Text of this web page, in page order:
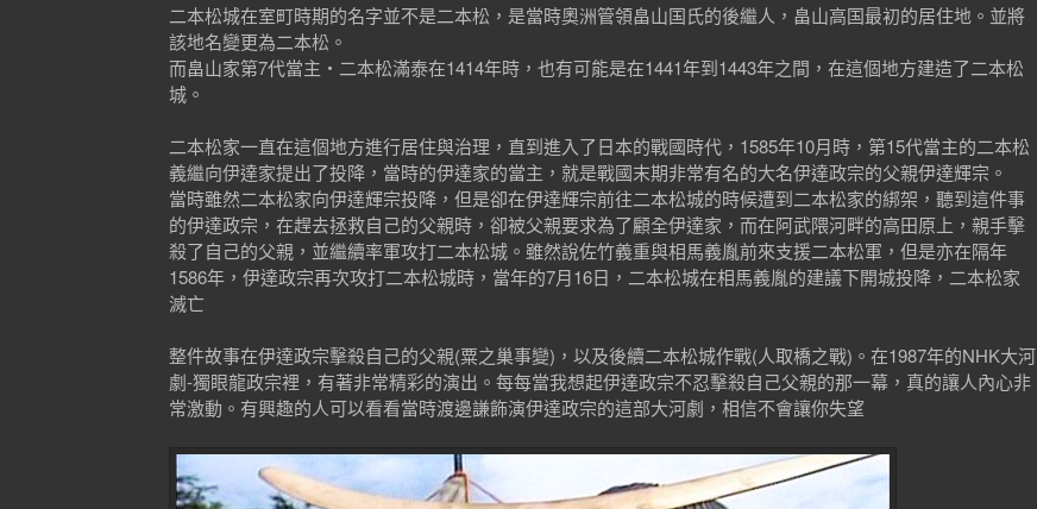
二本松城在室町時期的名字並不是二本松，是當時奧洲管領畠山国氏的後繼人，畠山高国最初的居住地。並將
該地名變更為二本松。
而畠山家第7代當主・二本松滿泰在1414年時，也有可能是在1441年到1443年之間，在這個地方建造了二本松
城。
二本松家一直在這個地方進行居住與治理，直到進入了日本的戰國時代，1585年10月時，第15代當主的二本松
義繼向伊達家提出了投降，當時的伊達家的當主，就是戰國末期非常有名的大名伊達政宗的父親伊達輝宗。
當時雖然二本松家向伊達輝宗投降，但是卻在伊達輝宗前往二本松城的時候遭到二本松家的綁架，聽到這件事
的伊達政宗，在趕去拯救自己的父親時，卻被父親要求為了顧全伊達家，而在阿武隈河畔的高田原上，親手擊
殺了自己的父親，並繼續率軍攻打二本松城。雖然說佐竹義重與相馬義胤前來支援二本松軍，但是亦在隔年
1586年，伊達政宗再次攻打二本松城時，當年的7月16日，二本松城在相馬義胤的建議下開城投降，二本松家
滅亡
整件故事在伊達政宗擊殺自己的父親(粟之巢事變)，以及後續二本松城作戰(人取橋之戰)。在1987年的NHK大河
劇-獨眼龍政宗裡，有著非常精彩的演出。每每當我想起伊達政宗不忍擊殺自己父親的那一幕，真的讓人內心非
常激動。有興趣的人可以看看當時渡邊謙飾演伊達政宗的這部大河劇，相信不會讓你失望